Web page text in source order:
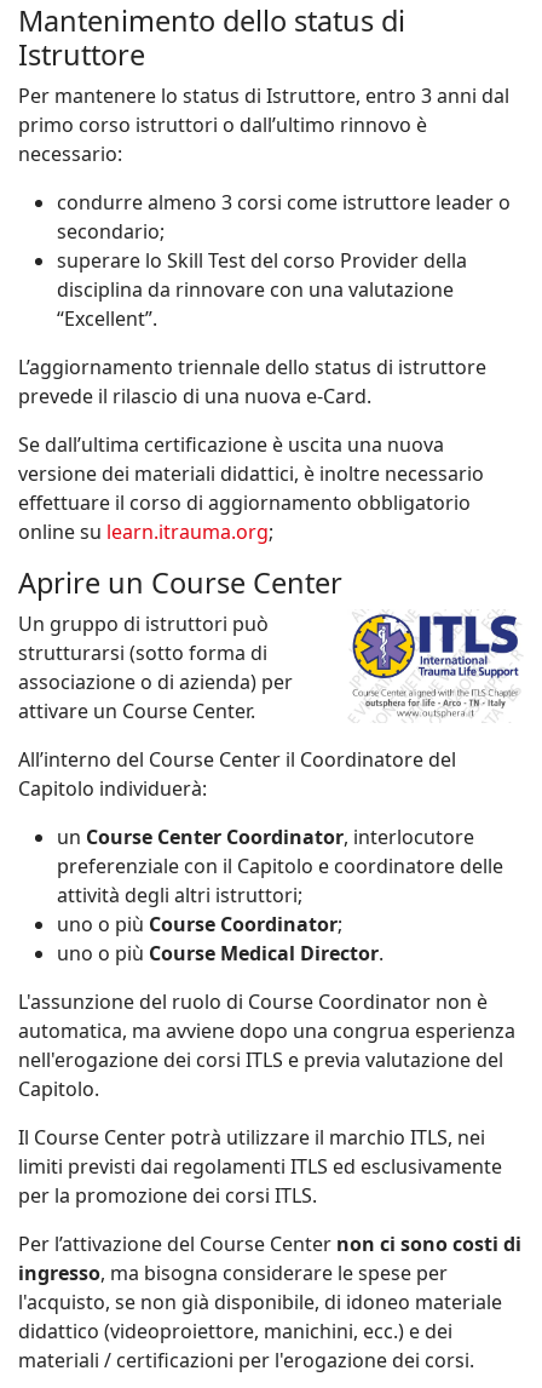
Mantenimento dello status di
Istruttore
Per mantenere lo status di Istruttore, entro 3 anni dal
primo corso istruttori o dall’ultimo rinnovo è
necessario:
condurre almeno 3 corsi come istruttore leader o
secondario;
superare lo Skill Test del corso Provider della
disciplina da rinnovare con una valutazione
“Excellent”.
L’aggiornamento triennale dello status di istruttore
prevede il rilascio di una nuova e-Card.
Se dall’ultima certificazione è uscita una nuova
versione dei materiali didattici, è inoltre necessario
effettuare il corso di aggiornamento obbligatorio
online su learn.itrauma.org;
Aprire un Course Center
Un gruppo di istruttori può
strutturarsi (sotto forma di
associazione o di azienda) per
attivare un Course Center.
All’interno del Course Center il Coordinatore del
Capitolo individuerà:
un Course Center Coordinator, interlocutore
preferenziale con il Capitolo e coordinatore delle
attività degli altri istruttori;
uno o più Course Coordinator;
uno o più Course Medical Director.
L'assunzione del ruolo di Course Coordinator non è
automatica, ma avviene dopo una congrua esperienza
nell'erogazione dei corsi ITLS e previa valutazione del
Capitolo.
Il Course Center potrà utilizzare il marchio ITLS, nei
limiti previsti dai regolamenti ITLS ed esclusivamente
per la promozione dei corsi ITLS.
Per l’attivazione del Course Center non ci sono costi di
ingresso, ma bisogna considerare le spese per
l'acquisto, se non già disponibile, di idoneo materiale
didattico (videoproiettore, manichini, ecc.) e dei
materiali / certificazioni per l'erogazione dei corsi.